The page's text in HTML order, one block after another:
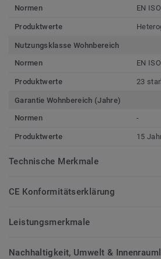
Normen
EN
Produktwerte
Nutzungsklasse Wohnbereich
Normen
EN
Produktwerte 23
Garantie Wohnbereich (Jahre)
Normen
-
Produktwerte 15
Technische Merkmale
CE Konformitätserklärung
Leistungsmerkmale
Nachhaltigkeit, Umwelt &